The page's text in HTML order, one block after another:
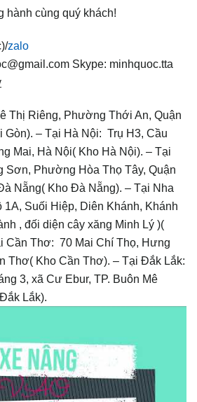
hành cùng quý khách!
zalo
Skype: minhquoc.tta
Thị Riêng, Phường Thới An, Quận
Gòn). – Tại Hà Nội: Trụ H3, Cầu
Mai, Hà Nội( Kho Hà Nội). – Tại
Sơn, Phường Hòa Thọ Tây, Quận
Nẵng( Kho Đà Nẵng). – Tại Nha
1A, Suối Hiệp, Diên Khánh, Khánh
, đối diện cây xăng Minh Lý )(
Cần Thơ: 70 Mai Chí Thọ, Hưng
Thơ( Kho Cần Thơ). – Tại Đắk Lắk:
3, xã Cư Ebur, TP. Buôn Mê
Lắk).